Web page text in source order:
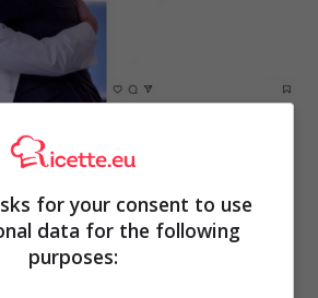
tra Christian e chef Cannavacciuolo: vi è
for your consent to use
data for the following
purposes: